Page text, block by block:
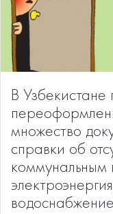
В Узбекистане
множество
справки об